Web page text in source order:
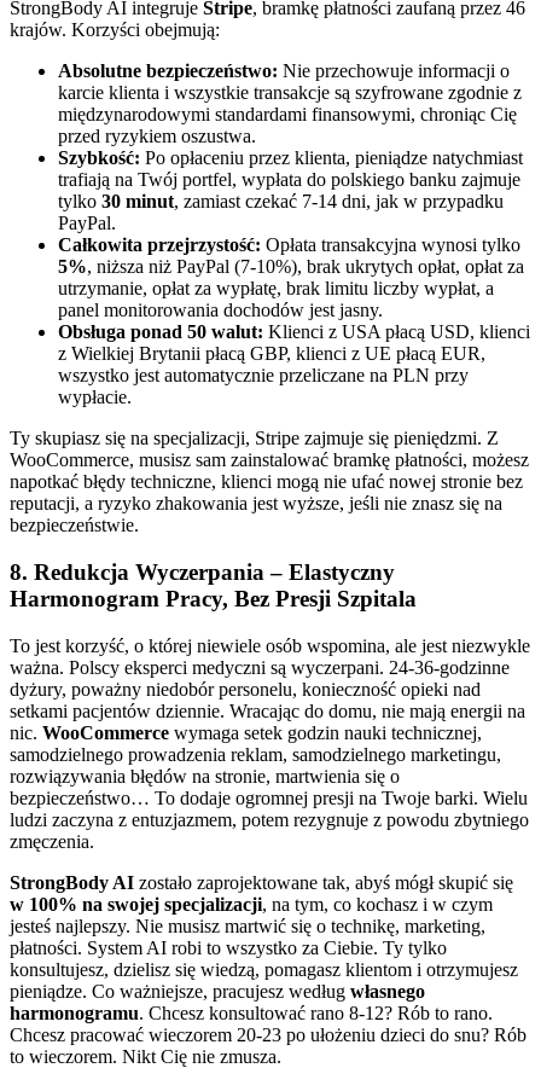
StrongBody AI integruje Stripe, bramkę płatności zaufaną przez 46
krajów. Korzyści obejmują:
Absolutne bezpieczeństwo: Nie przechowuje informacji o
karcie klienta i wszystkie transakcje są szyfrowane zgodnie z
międzynarodowymi standardami finansowymi, chroniąc Cię
przed ryzykiem oszustwa.
Szybkość: Po opłaceniu przez klienta, pieniądze natychmiast
trafiają na Twój portfel, wypłata do polskiego banku zajmuje
tylko 30 minut, zamiast czekać 7-14 dni, jak w przypadku
PayPal.
Całkowita przejrzystość: Opłata transakcyjna wynosi tylko
5%, niższa niż PayPal (7-10%), brak ukrytych opłat, opłat za
utrzymanie, opłat za wypłatę, brak limitu liczby wypłat, a
panel monitorowania dochodów jest jasny.
Obsługa ponad 50 walut: Klienci z USA płacą USD, klienci
z Wielkiej Brytanii płacą GBP, klienci z UE płacą EUR,
wszystko jest automatycznie przeliczane na PLN przy
wypłacie.
Ty skupiasz się na specjalizacji, Stripe zajmuje się pieniędzmi. Z
WooCommerce, musisz sam zainstalować bramkę płatności, możesz
napotkać błędy techniczne, klienci mogą nie ufać nowej stronie bez
reputacji, a ryzyko zhakowania jest wyższe, jeśli nie znasz się na
bezpieczeństwie.
8. Redukcja Wyczerpania – Elastyczny
Harmonogram Pracy, Bez Presji Szpitala
To jest korzyść, o której niewiele osób wspomina, ale jest niezwykle
ważna. Polscy eksperci medyczni są wyczerpani. 24-36-godzinne
dyżury, poważny niedobór personelu, konieczność opieki nad
setkami pacjentów dziennie. Wracając do domu, nie mają energii na
nic. WooCommerce wymaga setek godzin nauki technicznej,
samodzielnego prowadzenia reklam, samodzielnego marketingu,
rozwiązywania błędów na stronie, martwienia się o
bezpieczeństwo… To dodaje ogromnej presji na Twoje barki. Wielu
ludzi zaczyna z entuzjazmem, potem rezygnuje z powodu zbytniego
zmęczenia.
StrongBody AI zostało zaprojektowane tak, abyś mógł skupić się
w 100% na swojej specjalizacji, na tym, co kochasz i w czym
jesteś najlepszy. Nie musisz martwić się o technikę, marketing,
płatności. System AI robi to wszystko za Ciebie. Ty tylko
konsultujesz, dzielisz się wiedzą, pomagasz klientom i otrzymujesz
pieniądze. Co ważniejsze, pracujesz według własnego
harmonogramu. Chcesz konsultować rano 8-12? Rób to rano.
Chcesz pracować wieczorem 20-23 po ułożeniu dzieci do snu? Rób
to wieczorem. Nikt Cię nie zmusza.